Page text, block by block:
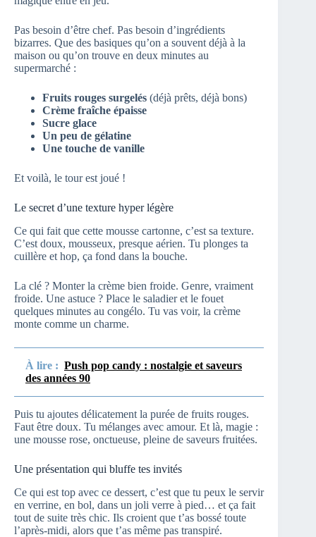
Pas besoin d’être chef. Pas besoin d’ingrédients
bizarres. Que des basiques qu’on a souvent déjà à la
maison ou qu’on trouve en deux minutes au
supermarché :
Fruits rouges surgelés (déjà prêts, déjà bons)
Crème fraîche épaisse
Sucre glace
Un peu de gélatine
Une touche de vanille
Et voilà, le tour est joué !
Le secret d’une texture hyper légère
Ce qui fait que cette mousse cartonne, c’est sa texture.
C’est doux, mousseux, presque aérien. Tu plonges ta
cuillère et hop, ça fond dans la bouche.
La clé ? Monter la crème bien froide. Genre, vraiment
froide. Une astuce ? Place le saladier et le fouet
quelques minutes au congélo. Tu vas voir, la crème
monte comme un charme.
À lire : Push pop candy : nostalgie et saveurs
des années 90
Puis tu ajoutes délicatement la purée de fruits rouges.
Faut être doux. Tu mélanges avec amour. Et là, magie :
une mousse rose, onctueuse, pleine de saveurs fruitées.
Une présentation qui bluffe tes invités
Ce qui est top avec ce dessert, c’est que tu peux le servir
en verrine, en bol, dans un joli verre à pied… et ça fait
tout de suite très chic. Ils croient que t’as bossé toute
l’après-midi, alors que t’as même pas transpiré.